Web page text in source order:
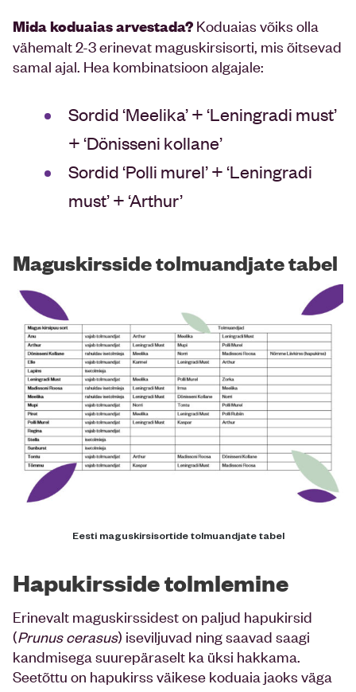
Mida koduaias arvestada? Koduaias võiks olla
vähemalt 2-3 erinevat maguskirsisorti, mis õitsevad
samal ajal. Hea kombinatsioon algajale:
Sordid ‘Meelika’ + ‘Leningradi must’
+ ‘Dönisseni kollane’
Sordid ‘Polli murel’ + ‘Leningradi
must’ + ‘Arthur’
Maguskirsside tolmuandjate tabel
Eesti maguskirsisortide tolmuandjate tabel
Hapukirsside tolmlemine
Erinevalt maguskirssidest on paljud hapukirsid
(Prunus cerasus) iseviljuvad ning saavad saagi
kandmisega suurepäraselt ka üksi hakkama.
Seetõttu on hapukirss väikese koduaia jaoks väga